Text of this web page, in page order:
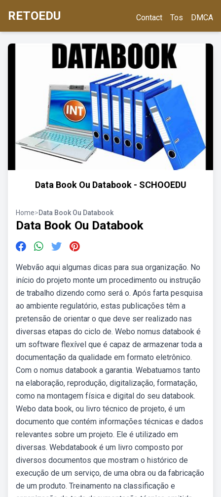
RETOEDU Contact Tos DMCA
Data Book Ou Databook - SCHOOEDU
Home>Data Book Ou Databook
Data Book Ou Databook
Webvão aqui algumas dicas para sua organização. No
início do projeto monte um procedimento ou instrução
de trabalho dizendo como será o. Após farta pesquisa
ao ambiente regulatório, estas publicações têm a
pretensão de orientar o que deve ser realizado nas
diversas etapas do ciclo de. Webo nomus databook é
um software flexível que é capaz de armazenar toda a
documentação da qualidade em formato eletrônico.
Com o nomus databook a garantia. Webatuamos tanto
na elaboração, reprodução, digitalização, formatação,
como na montagem física e digital do seu databook.
Webo data book, ou livro técnico de projeto, é um
documento que contém informações técnicas e dados
relevantes sobre um projeto. Ele é utilizado em
diversas. Webdatabook é um livro composto por
diversos documentos que mostram o histórico de
execução de um serviço, de uma obra ou da fabricação
de um produto. Treinamento na classificação e